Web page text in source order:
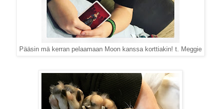
Pääsin mä kerran pelaamaan Moon kanssa korttiakin! t. Meggie